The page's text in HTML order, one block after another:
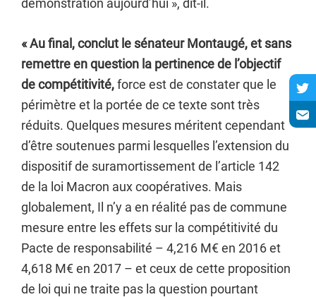
démonstration aujourd’hui », dit-il.
« Au final, conclut le sénateur Montaugé, et sans
remettre en question la pertinence de l’objectif
de compétitivité,force est de constater que le
périmètre et la portée de ce texte sont très
réduits. Quelques mesures méritent cependant
d’être soutenues parmi lesquelles l’extension du
dispositif de suramortissement de l’article 142
de la loi Macron aux coopératives. Mais
globalement, Il n’y a en réalité pas de commune
mesure entre les effets sur la compétitivité du
Pacte de responsabilité – 4,216 M€ en 2016 et
4,618 M€ en 2017 – et ceux de cette proposition
de loi qui ne traite pas la question pourtant